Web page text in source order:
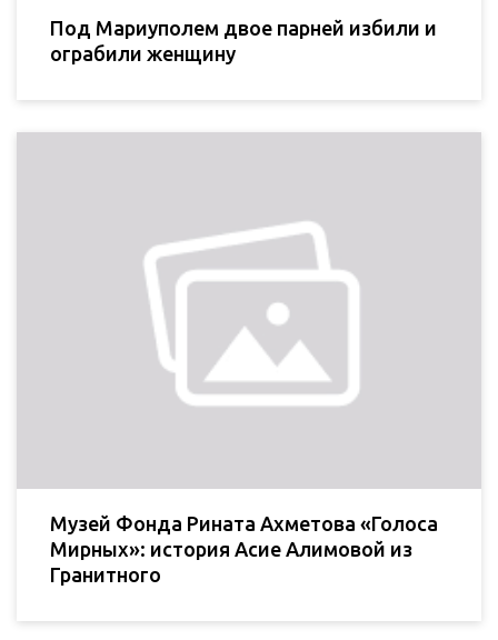
Под Мариуполем двое парней избили и
ограбили женщину
Музей Фонда Рината Ахметова «Голоса
Мирных»: история Асие Алимовой из
Гранитного